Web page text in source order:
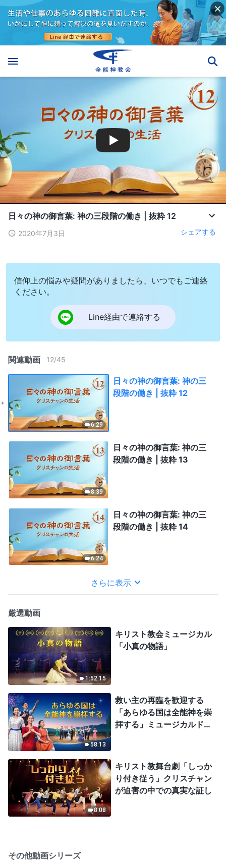
日々の神の御言葉: 神の三段階の働き | 抜粋 12
2020年7月3日 シェアする
信仰上の悩みや疑問がありましたら、いつでもご連絡
ください。
Line経由で連絡する
関連動画 12/45
6:29
日々の神の御言葉: 神の三
段階の働き | 抜粋 12
8:39
日々の神の御言葉: 神の三
段階の働き | 抜粋 13
6:24
日々の神の御言葉: 神の三
段階の働き | 抜粋 14
さらに表示
厳選動画
1:52:15
キリスト教会ミュージカル
「小真の物語」
58:13
救い主の再臨を歓迎する
「あらゆる国は全能神を崇
拝する」ミュージカルドラ
8:08
キリスト教舞台劇「しっか
り付き従う」クリスチャン
が迫害の中での真実な証し
その他動画シリーズ